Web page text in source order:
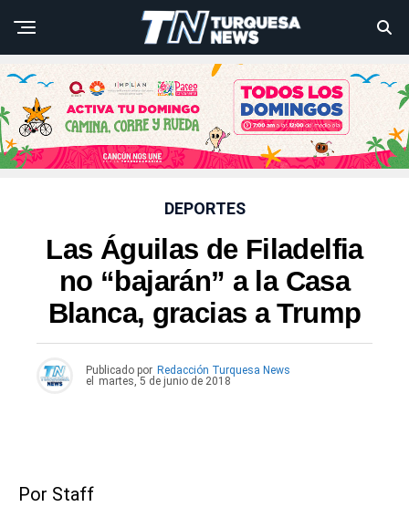
DEPORTES
Las Águilas de Filadelfia
no “bajarán” a la Casa
Blanca, gracias a Trump
Publicado por Redacción Turquesa News
el
martes, 5 de junio de 2018
Por Staff